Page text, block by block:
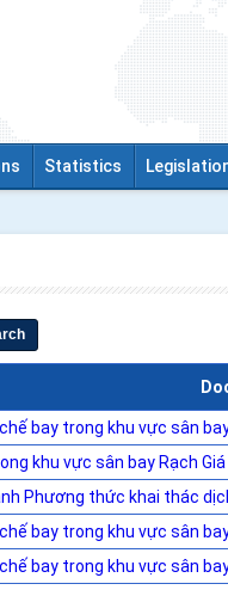
Statistics
bay trong khu vực sân
khu vực sân bay Rạch Giá
Phương thức khai thác
bay trong khu vực sân
bay trong khu vực sân